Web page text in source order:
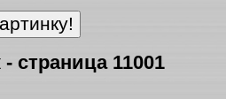
страница 11001